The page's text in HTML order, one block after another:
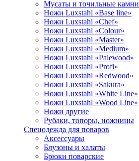
Мусаты и точильные камни
Ножи Luxstahl «Base line»
Ножи Luxstahl «Chef»
Ножи Luxstahl «Colour»
Ножи Luxstahl «Master»
Ножи Luxstahl «Medium»
Ножи Luxstahl «Palewood»
Ножи Luxstahl «Profi»
Ножи Luxstahl «Redwood»
Ножи Luxstahl «Sakura»
Ножи Luxstahl «White Line»
Ножи Luxstahl «Wood Line»
Ножи другие
Рубаки, топоры, ножницы
Спецодежда для поваров
Аксессуары
Блузоны и халаты
Брюки поварские